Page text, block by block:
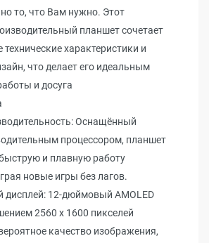
то, что Вам нужно. Этот
планшет сочетает
технические характеристики и
что делает его идеальным
и досуга
Оснащённый
процессором, планшет
и плавную работу
новые игры без лагов.
дисплей: 12-дюймовый AMOLED
2560 x 1600 пикселей
качество изображения,